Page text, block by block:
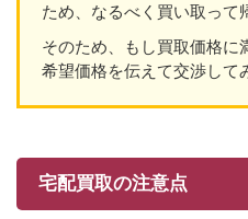
ため、なるべく買い取って
そのため、もし買取価格に
希望価格を伝えて交渉して
宅配買取の注意点